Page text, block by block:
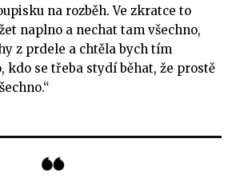
na rozběh. Ve zkratce to
naplno a nechat tam všechno,
z prdele a chtěla bych tím
kdo se třeba stydí běhat, že prostě